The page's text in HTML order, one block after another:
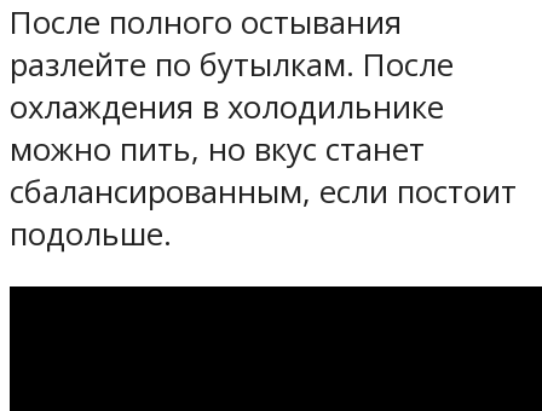
После полного остывания
разлейте по бутылкам. После
охлаждения в холодильнике
можно пить, но вкус станет
сбалансированным, если постоит
подольше.